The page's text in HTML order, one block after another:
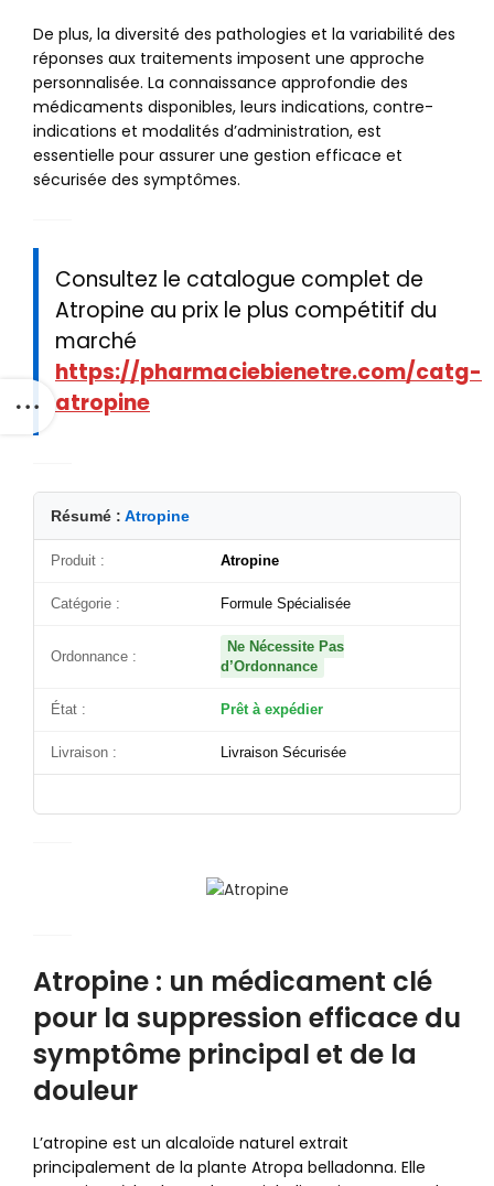
De plus, la diversité des pathologies et la variabilité des
réponses aux traitements imposent une approche
personnalisée. La connaissance approfondie des
médicaments disponibles, leurs indications, contre-
indications et modalités d’administration, est
essentielle pour assurer une gestion efficace et
sécurisée des symptômes.
Consultez le catalogue complet de
Atropine au prix le plus compétitif du
marché
https://pharmaciebienetre.com/catg-
atropine
Résumé : Atropine
Produit : Atropine
Catégorie : Formule Spécialisée
Ordonnance :
Ne Nécessite Pas
d’Ordonnance
État : Prêt à expédier
Livraison : Livraison Sécurisée
Atropine : un médicament clé
pour la suppression efficace du
symptôme principal et de la
douleur
L’atropine est un alcaloïde naturel extrait
principalement de la plante Atropa belladonna. Elle